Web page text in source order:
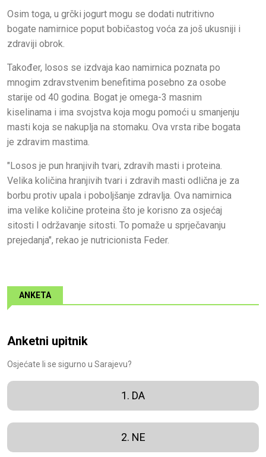
Osim toga, u grčki jogurt mogu se dodati nutritivno
bogate namirnice poput bobičastog voća za još ukusniji i
zdraviji obrok.
Također, losos se izdvaja kao namirnica poznata po
mnogim zdravstvenim benefitima posebno za osobe
starije od 40 godina. Bogat je omega-3 masnim
kiselinama i ima svojstva koja mogu pomoći u smanjenju
masti koja se nakuplja na stomaku. Ova vrsta ribe bogata
je zdravim mastima.
"Losos je pun hranjivih tvari, zdravih masti i proteina.
Velika količina hranjivih tvari i zdravih masti odlična je za
borbu protiv upala i poboljšanje zdravlja. Ova namirnica
ima velike količine proteina što je korisno za osjećaj
sitosti I održavanje sitosti. To pomaže u sprječavanju
prejedanja", rekao je nutricionista Feder.
ANKETA
Anketni upitnik
Osjećate li se sigurno u Sarajevu?
1. DA
2. NE